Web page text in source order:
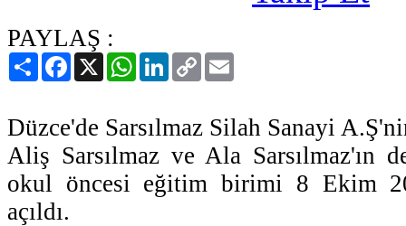
PAYLAŞ :
PaylaşFacebook
X WhatsAppLinkedIn
Copy
Link
Düzce'de Sarsılmaz Silah Sanayi
Aliş Sarsılmaz ve Ala Sarsılmaz'ın
okul öncesi eğitim birimi 8 Ekim
açıldı.